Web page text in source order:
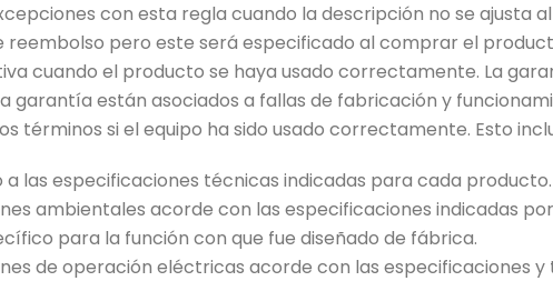
con esta regla cuando la descripción no se ajusta
reembolso pero este será especificado al comprar el
cuando el producto se haya usado correctamente. La
garantía están asociados a fallas de fabricación y
términos si el equipo ha sido usado correctamente. Esto
a las especificaciones técnicas indicadas para cada producto.
ambientales acorde con las especificaciones indicadas
para la función con que fue diseñado de fábrica.
de operación eléctricas acorde con las especificaciones y